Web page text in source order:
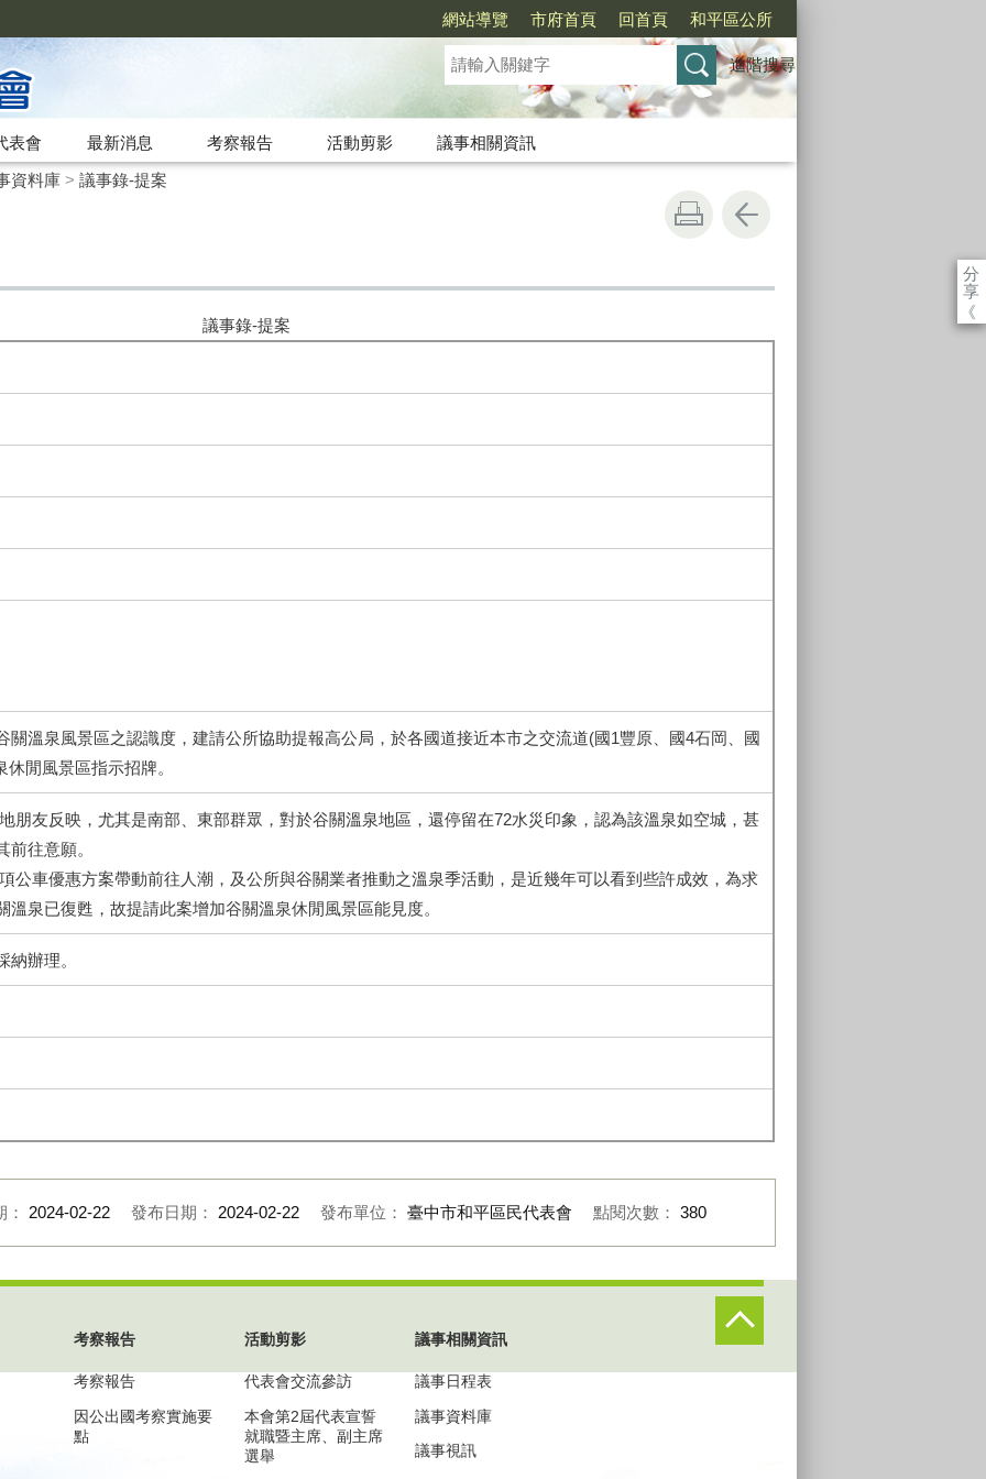
網站導覽 市府首頁 回首頁 和平區公所
進階搜尋
表會 最新消息 考察報告 活動剪影
議事相關資訊
資料庫> 議事錄-提案
分
享
《
議事錄-提案
關溫泉風景區之認識度，建請公所協助提報高公局，於各國道接近本市之交流道(國1豐原、國4石岡、國
閒風景區指示招牌。
朋友反映，尤其是南部、東部群眾，對於谷關溫泉地區，還停留在72水災印象，認為該溫泉如空城，甚
往意願。
公車優惠方案帶動前往人潮，及公所與谷關業者推動之溫泉季活動，是近幾年可以看到些許成效，為求
溫泉已復甦，故提請此案增加谷關溫泉休閒風景區能見度。
辦理。
： 2024-02-22 發布日期： 2024-02-22 發布單位： 臺中市和平區民代表會 點閱次數： 380
考察報告
考察報告
因公出國考察實施要
點
活動剪影
代表會交流參訪
本會第2屆代表宣誓
就職暨主席、副主席
選舉
議事相關資訊
議事日程表
議事資料庫
議事視訊